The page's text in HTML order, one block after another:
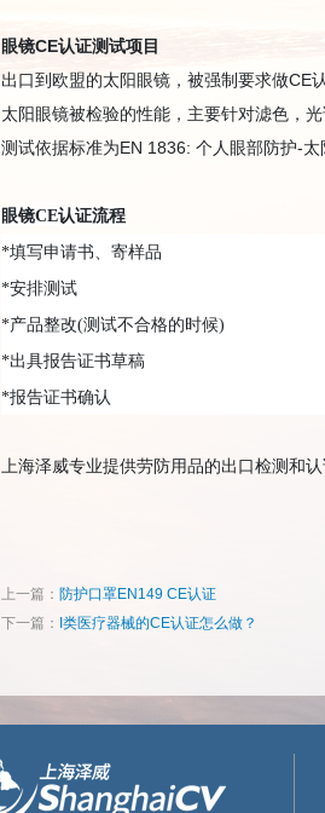
眼镜CE认证测试项目
出口到欧盟的太阳眼镜，被强制要求做CE
太阳眼镜被检验的性能，主要针对滤色，
测试依据标准为EN 1836: 个人眼部防护-
眼镜CE认证流程
*填写申请书、寄样品
*安排测试
*产品整改(测试不合格的时候)
*出具报告证书草稿
*报告证书确认
上海泽威专业提供劳防用品的出口检测和认
上一篇： 防护口罩EN149 CE认证
下一篇： I类医疗器械的CE认证怎么做？